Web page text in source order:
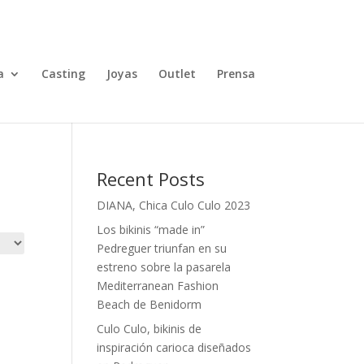
Casting Joyas Outlet Prensa
Recent Posts
DIANA, Chica Culo Culo 2023
Los bikinis “made in”
Pedreguer triunfan en su
estreno sobre la pasarela
Mediterranean Fashion
Beach de Benidorm
Culo Culo, bikinis de
inspiración carioca diseñados